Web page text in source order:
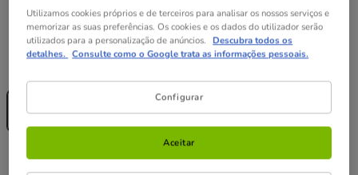
Formato:15 uds.
3.09€
Preço 3.09€
3.09€
Utilizamos cookies próprios e de terceiros para analisar os nossos serviços e
memorizar as suas preferências. Os cookies e os dados do utilizador serão
utilizados para a personalização de anúncios. Descubra todos os
detalhes. Consulte como o Google trata as informações pessoais.
Configurar
Aceitar